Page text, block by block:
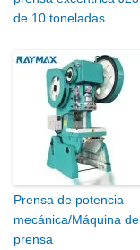
de 10 toneladas
Prensa de potencia
mecánica/Máquina de
prensa